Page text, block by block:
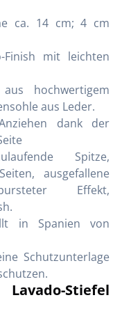
ca. 14 cm; 4 cm
Finish mit leichten
hochwertigem
aus Leder.
dank der
Spitze,
ausgefallene
Effekt,
in Spanien von
Schutzunterlage
Stiefel